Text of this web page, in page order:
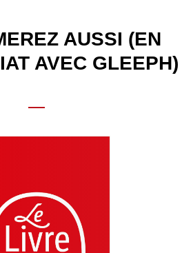
AUSSI (EN
AVEC GLEEPH)